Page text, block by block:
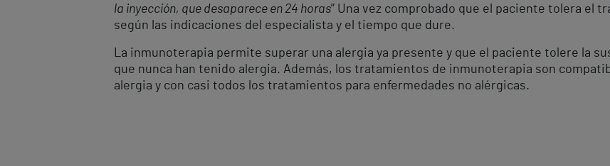
la inyección, que desaparece en 24 horas” Una vez comprobado que el paciente tolera el
según las indicaciones del especialista y el tiempo que dure.
La inmunoterapia permite superar una alergia ya presente y que el paciente tolere la
que nunca han tenido alergia. Además, los tratamientos de inmunoterapia son
alergia y con casi todos los tratamientos para enfermedades no alérgicas.